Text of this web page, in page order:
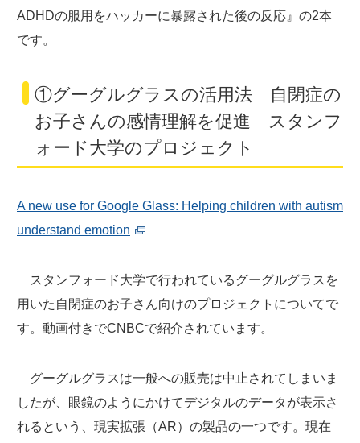
ADHDの服用をハッカーに暴露された後の反応』の2本
です。
①グーグルグラスの活用法 自閉症の
お子さんの感情理解を促進 スタンフ
ォード大学のプロジェクト
A new use for Google Glass: Helping children with autism
understand emotion
スタンフォード大学で行われているグーグルグラスを
用いた自閉症のお子さん向けのプロジェクトについてで
す。動画付きでCNBCで紹介されています。
グーグルグラスは一般への販売は中止されてしまいま
したが、眼鏡のようにかけてデジタルのデータが表示さ
れるという、現実拡張（AR）の製品の一つです。現在